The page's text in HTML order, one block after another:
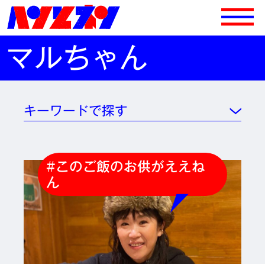
マルちゃん
キーワードで探す
#このご飯のお供がええね
ん